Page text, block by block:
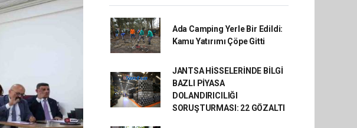
Ada Camping Yerle Bir Edildi:
Kamu Yatırımı Çöpe Gitti
JANTSA HİSSELERİNDE BİLGİ
BAZLI PİYASA
DOLANDIRICILIĞI
SORUŞTURMASI: 22 GÖZALTI